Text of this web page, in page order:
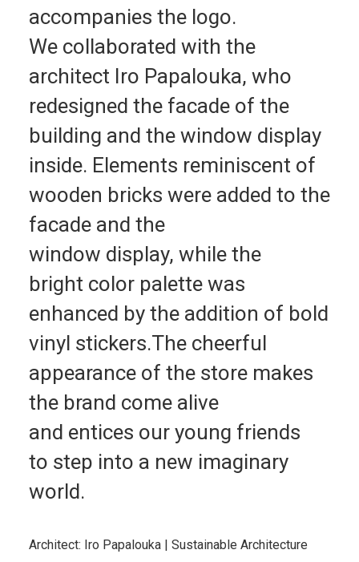
accompanies the logo.
We collaborated with the
architect Iro Papalouka, who
redesigned the facade of the
building and the window display
inside. Elements reminiscent of
wooden bricks were added to the
facade and the
window display, while the
bright color palette was
enhanced by the addition of bold
vinyl stickers.The cheerful
appearance of the store makes
the brand come alive
and entices our young friends
to step into a new imaginary
world.
Architect: Iro Papalouka | Sustainable Architecture